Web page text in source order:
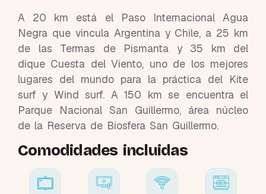
A 20 km está el Paso Internacional Agua
Negra que vincula Argentina y Chile, a 25 km
de las Termas de Pismanta y 35 km del
dique Cuesta del Viento, uno de los mejores
lugares del mundo para la práctica del Kite
surf y Wind surf. A 150 km se encuentra el
Parque Nacional San Guillermo, área núcleo
de la Reserva de Biosfera San Guillermo.
Comodidades incluidas